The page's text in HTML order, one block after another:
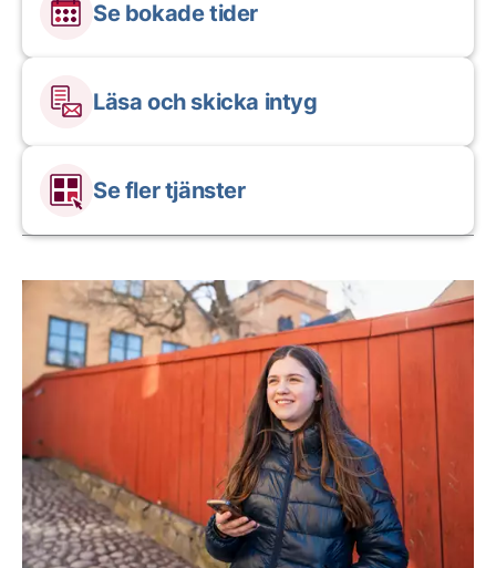
Se bokade tider
Läsa och skicka intyg
Se fler tjänster
Aktuella artiklar